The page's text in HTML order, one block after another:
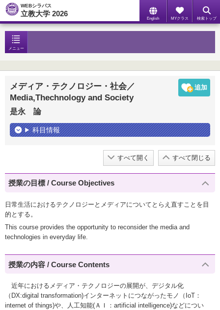
WEBシラバス
立教大学 2026
English MYクラス 検索トップ
メニュー
メディア・テクノロジー・社会／
Media,Thechnology and Society
是永 論
科目情報
すべて開く すべて閉じる
授業の目標 / Course Objectives
日常生活におけるテクノロジーとメディアについてとらえ直すことを目
的とする。
This course provides the opportunity to reconsider the media and
technologies in everyday life.
授業の内容 / Course Contents
近年におけるメディア・テクノロジーの展開が、デジタル化
（DX:digital transformation)インターネットにつながったモノ（IoT：
internet of things)や、人工知能(ＡＩ：artificial intelligence)などについ